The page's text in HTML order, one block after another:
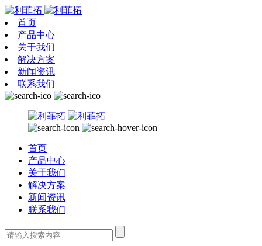
首页
产品中心
关于我们
解决方案
新闻资讯
联系我们
首页
产品中心
关于我们
解决方案
新闻资讯
联系我们